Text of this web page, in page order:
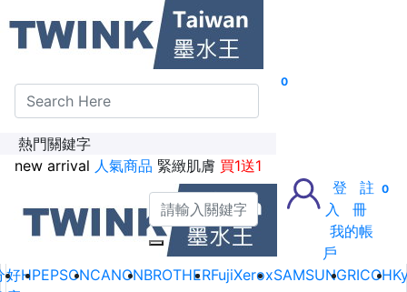
熱門關鍵字
new arrival 人氣商品 緊緻肌膚 買1送1
0
登
入
註
冊
我的帳
戶
0
好HPEPSONCANONBROTHERFujiXeroxSAMSUNGRICOH